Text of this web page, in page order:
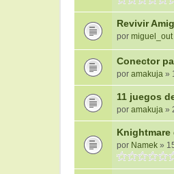
Revivir
por miguel_out
Conector
por amakuja »
11 juegos
por amakuja »
Knightmare
por Namek »